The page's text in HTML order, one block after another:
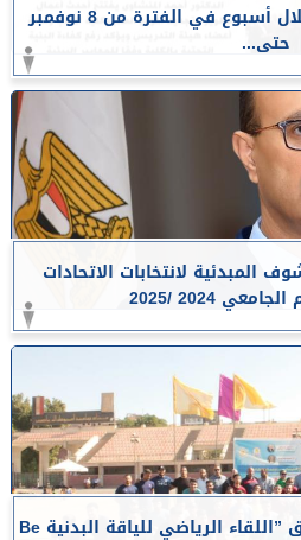
أبرز أخبار جامعة أسيوط خلال أسبوع في الفترة من 8 نوفمبر
حتى...
المبدئية لانتخابات الاتحادات
2024 /2025
جامعة أسيوط تشهد انطلاق ”اللقاء الرياضي للياقة البدنية Be